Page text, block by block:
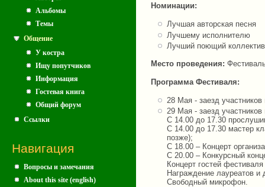
Альбомы
Темы
Общение
У костра
Ищу попутчиков
Информация
Гостевая книга
Общий форум
Ссылки
Навигация
Вопросы и замечания
About this site (english)
Номинации:
Лучшая авторская песня
Лучшему исполнителю
Лучший поющий коллектив
Место проведения:
Программа Фестиваля:
28 Мая - заезд
29 Мая - заезд
С 14.00 до 17.30
С 14.00 до 17.30 мастер
позже);
С 18.00 – Концерт
C 20.00 – Конкурсный
Концерт гостей
Награждение лауреатов
Свободный микрофон.